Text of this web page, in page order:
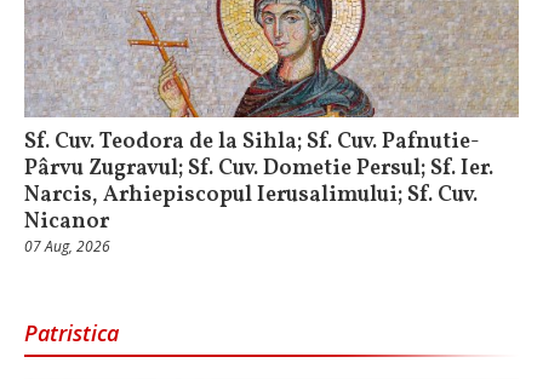
Sf. Cuv. Teodora de la Sihla; Sf. Cuv. Pafnutie-
Pârvu Zugravul; Sf. Cuv. Dometie Persul; Sf. Ier.
Narcis, Arhiepiscopul Ierusalimului; Sf. Cuv.
Nicanor
07 Aug, 2026
Patristica